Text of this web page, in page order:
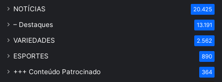
NOTÍCIAS 20.425
– Destaques 13.191
VARIEDADES 2.562
ESPORTES 890
+++ Conteúdo Patrocinado 364